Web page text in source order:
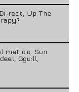
rect, Up The
met o.a. Sun
Ggu:ll,